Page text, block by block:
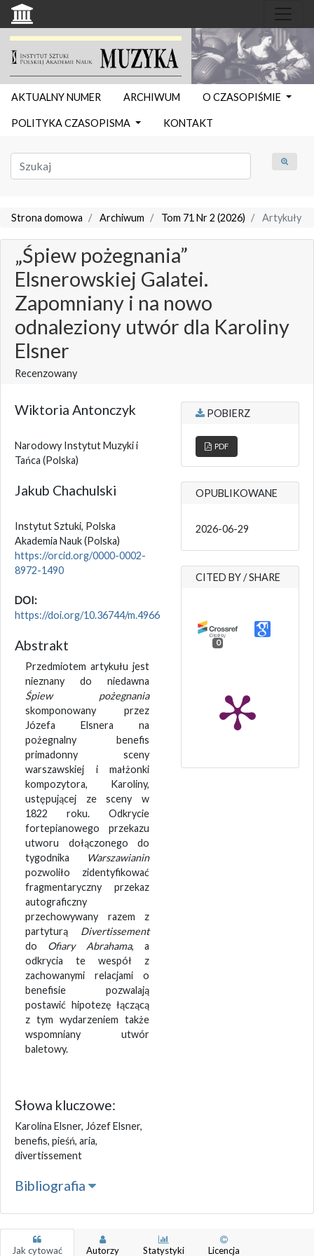
AKTUALNY NUMER ARCHIWUM O CZASOPIŚMIE
POLITYKA CZASOPISMA KONTAKT
Strona domowa Archiwum Tom 71 Nr 2 (2026) Artykuły
„Śpiew pożegnania”
Elsnerowskiej Galatei.
Zapomniany i na nowo
odnaleziony utwór dla Karoliny
Elsner
Recenzowany
Wiktoria Antonczyk
Narodowy Instytut Muzyki i
Tańca (Polska)
Jakub Chachulski
Instytut Sztuki, Polska
Akademia Nauk(Polska)
https://orcid.org/0000-0002-
8972-1490
DOI:
https://doi.org/10.36744/m.4966
Abstrakt
Przedmiotem artykułu jest
nieznany do niedawna
Śpiew pożegnania
skomponowany przez
Józefa Elsnera na
pożegnalny benefis
primadonny sceny
warszawskiej i małżonki
kompozytora, Karoliny,
ustępującej ze sceny w
1822 roku. Odkrycie
fortepianowego przekazu
utworu dołączonego do
tygodnika
Warszawianin
pozwoliło zidentyfikować
fragmentaryczny przekaz
autograficzny
przechowywany razem z
partyturą Divertissement
do Ofiary Abrahama, a
odkrycia te wespół z
zachowanymi relacjami o
benefisie pozwalają
postawić hipotezę łączącą
z tym wydarzeniem także
wspomniany utwór
baletowy.
Słowa kluczowe:
Karolina Elsner, Józef Elsner,
benefis, pieśń, aria,
divertissement
Bibliografia
POBIERZ
PDF
OPUBLIKOWANE
2026-06-29
CITED BY / SHARE
0
Jak cytować Autorzy Statystyki Licencja